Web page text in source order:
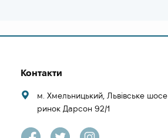
Контакти
м. Хмельницький, Львівське шосе
ринок Дарсон 92/1